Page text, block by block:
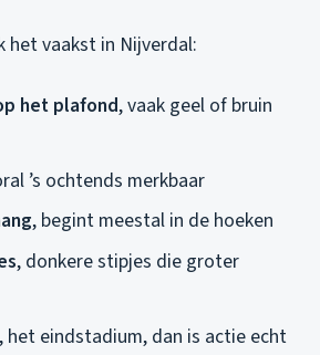
het vaakst in Nijverdal:
het plafond, vaak geel of bruin
’s ochtends merkbaar
, begint meestal in de hoeken
, donkere stipjes die groter
, het eindstadium, dan is actie echt